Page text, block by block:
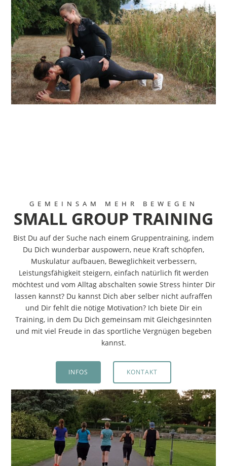
GEMEINSAM MEHR BEWEGEN
SMALL GROUP TRAINING
Bist Du auf der Suche nach einem Gruppentraining, indem
Du Dich wunderbar auspowern, neue Kraft schöpfen,
Muskulatur aufbauen, Beweglichkeit verbessern,
Leistungsfähigkeit steigern, einfach natürlich fit werden
möchtest und vom Alltag abschalten sowie Stress hinter Dir
lassen kannst? Du kannst Dich aber selber nicht aufraffen
und Dir fehlt die nötige Motivation? Ich biete Dir ein
Training, in dem Du Dich gemeinsam mit Gleichgesinnten
und mit viel Freude in das sportliche Vergnügen begeben
kannst.
INFOS KONTAKT